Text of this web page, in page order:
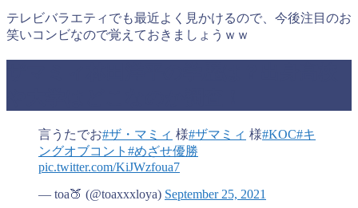
テレビバラエティでも最近よく見かけるので、今後注目のお
笑いコンビなので覚えておきましょうｗｗ
言うたでお#ザ・マミィ 様#ザマミィ 様#KOC#キ
ングオブコント #めざせ優勝
pic.twitter.com/KiJWzfoua7
— toa🍑 (@toaxxxloya) September 25, 2021